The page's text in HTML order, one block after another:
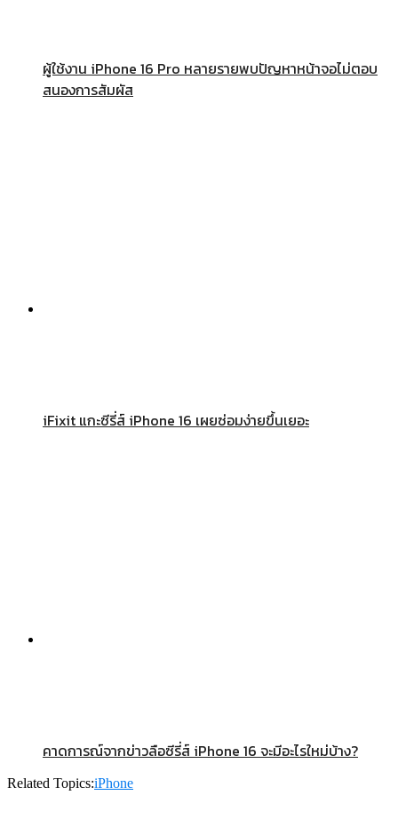
ผู้ใช้งาน iPhone 16 Pro หลายรายพบปัญหาหน้าจอไม่ตอบ
สนองการสัมผัส
iFixit แกะซีรี่ส์ iPhone 16 เผยซ่อมง่ายขึ้นเยอะ
คาดการณ์จากข่าวลือซีรี่ส์ iPhone 16 จะมีอะไรใหม่บ้าง?
Related Topics:iPhone